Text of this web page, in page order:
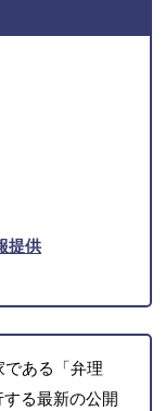
提供
ある「弁理
る最新の公開